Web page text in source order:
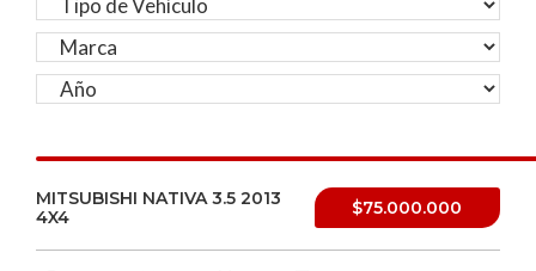
MITSUBISHI NATIVA 3.5 2013
4X4
$75.000.000